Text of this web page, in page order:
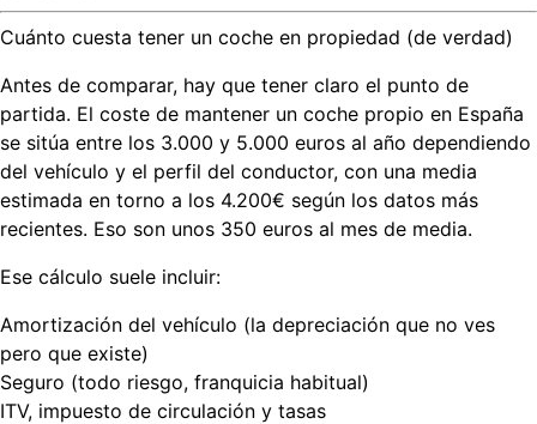
Cuánto cuesta tener un coche en propiedad (de verdad)
Antes de comparar, hay que tener claro el punto de
partida. El coste de mantener un coche propio en España
se sitúa entre los 3.000 y 5.000 euros al año dependiendo
del vehículo y el perfil del conductor, con una media
estimada en torno a los 4.200€ según los datos más
recientes. Eso son unos 350 euros al mes de media.
Ese cálculo suele incluir:
Amortización del vehículo (la depreciación que no ves
pero que existe)
Seguro (todo riesgo, franquicia habitual)
ITV, impuesto de circulación y tasas